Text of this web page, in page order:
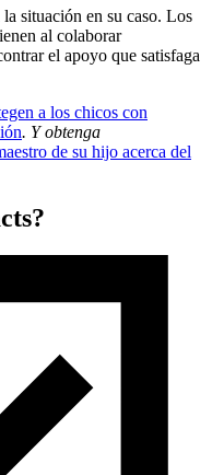
la situación en su caso. Los
al colaborar
el apoyo que satisfaga
a los chicos con
. Y obtenga
de su hijo acerca del